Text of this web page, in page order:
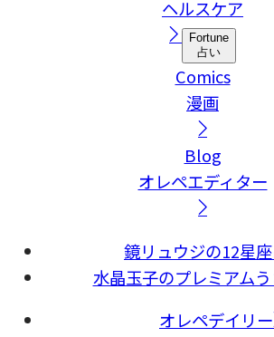
ヘルスケア
Fortune
占い
Comics
漫画
Blog
オレペエディター
鏡リュウジの12星
水晶玉子のプレミアム
オレペデイリー